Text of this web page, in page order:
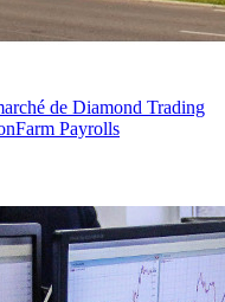
de Diamond Trading
Payrolls